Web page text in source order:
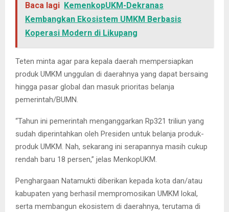
Baca lagi KemenkopUKM-Dekranas
Kembangkan Ekosistem UMKM Berbasis
Koperasi Modern di Likupang
Teten minta agar para kepala daerah mempersiapkan
produk UMKM unggulan di daerahnya yang dapat bersaing
hingga pasar global dan masuk prioritas belanja
pemerintah/BUMN.
“Tahun ini pemerintah menganggarkan Rp321 triliun yang
sudah diperintahkan oleh Presiden untuk belanja produk-
produk UMKM. Nah, sekarang ini serapannya masih cukup
rendah baru 18 persen,” jelas MenkopUKM.
Penghargaan Natamukti diberikan kepada kota dan/atau
kabupaten yang berhasil mempromosikan UMKM lokal,
serta membangun ekosistem di daerahnya, terutama di